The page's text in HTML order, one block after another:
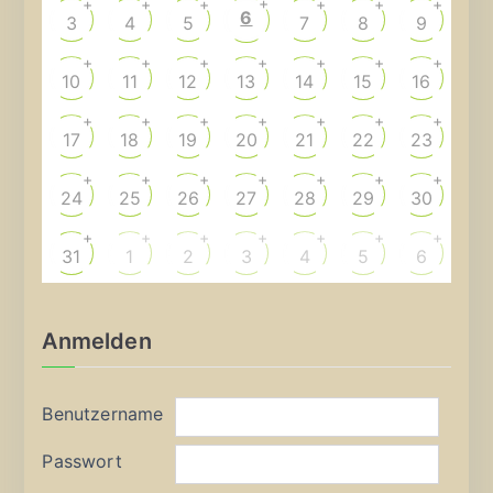
3
+
4
+
5
+
6 7
+
8
+
9
+
10
+
11
+
12
+
13
+
14
+
15
+
16
+
17
+
18
+
19
+
20
+
21
+
22
+
23
+
24
+
25
+
26
+
27
+
28
+
29
+
30
+
31
+
1
+
2
+
3
+
4
+
5
+
6
+
Anmelden
Benutzername
Passwort